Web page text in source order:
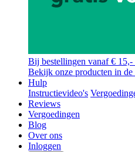
Bij bestellingen vanaf € 15,-
Bekijk onze producten in de
Hulp
Instructievideo's
Reviews
Vergoedingen
Blog
Over ons
Inloggen